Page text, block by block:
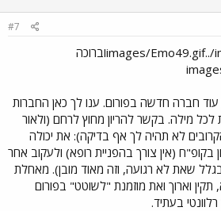
#7
../images/Emo49.gif../images/Emo49.gifוברוכה
חברה חדשה בפורום. ענו לך כאן החברות
לכל מילה. בקשר להריון מחוץ לרחם (ולאור
לא תהיה לך אף בדיקה): את יכולה
בקופ"ח (אין צורך בהפניית רופא) ולעקוב אחר
שאת לא רגועה, וזה מאוד מובן). מאחלת
וארוך ואת מוזמנת "לשוטט" בפורום
בעתיד.